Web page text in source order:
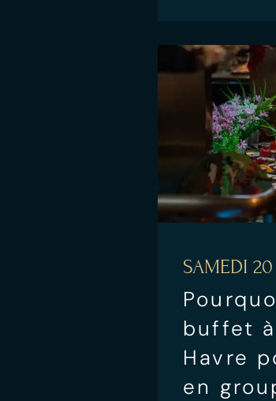
SAMEDI
buffet
Havre
en